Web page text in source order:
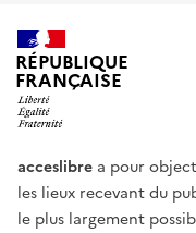
RÉPUBLIQUE
FRANÇAISE
acceslibre a pour
les lieux recevant du
le plus largement